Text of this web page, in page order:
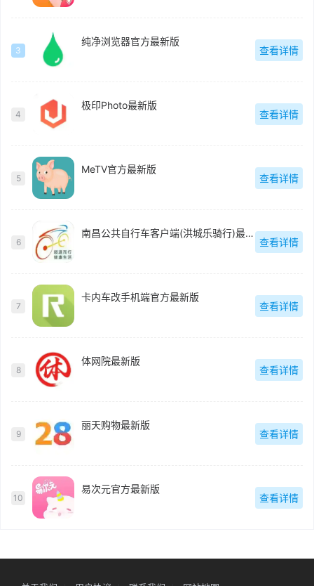
3
纯净浏览器官方最新版
查看详情
4
极印Photo最新版
查看详情
5
MeTV官方最新版
查看详情
6
南昌公共自行车客户端(洪城乐骑行)最新版
查看详情
7
卡内车改手机端官方最新版
查看详情
8
体网院最新版
查看详情
9
丽天购物最新版
查看详情
10
易次元官方最新版
查看详情